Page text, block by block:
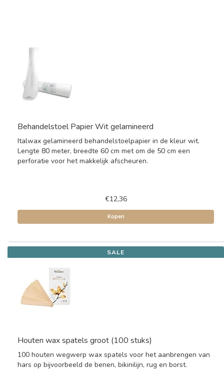
Behandelstoel Papier Wit gelamineerd
Italwax gelamineerd behandelstoelpapier in de kleur wit.
Lengte 80 meter, breedte 60 cm met om de 50 cm een
perforatie voor het makkelijk afscheuren.
€12,36
Kopen
SALE
Houten wax spatels groot (100 stuks)
100 houten wegwerp wax spatels voor het aanbrengen van
hars op bijvoorbeeld de benen, bikinilijn, rug en borst.